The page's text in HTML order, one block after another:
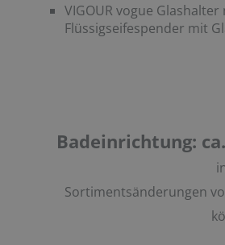
VIGOUR vogue
Flüssigseifespender mit
Badeinrichtung:
Sortimentsänderungen